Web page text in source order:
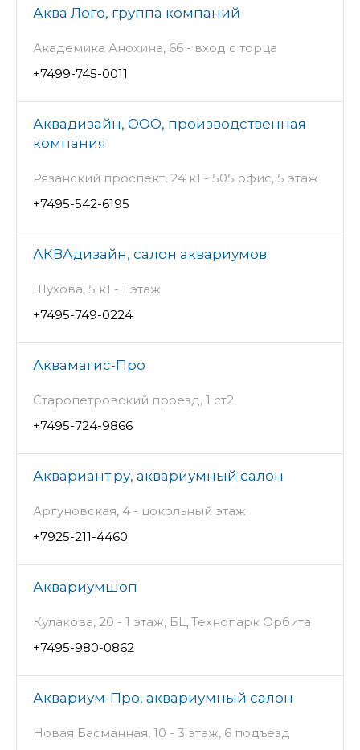
Аква Лого, группа компаний
Академика Анохина, 66 - вход с торца
+7499-745-0011
Аквадизайн, ООО, производственная
компания
Рязанский проспект, 24 к1 - 505 офис, 5 этаж
+7495-542-6195
АКВАдизайн, салон аквариумов
Шухова, 5 к1 - 1 этаж
+7495-749-0224
Аквамагис-Про
Старопетровский проезд, 1 ст2
+7495-724-9866
Аквариант.ру, аквариумный салон
Аргуновская, 4 - цокольный этаж
+7925-211-4460
Аквариумшоп
Кулакова, 20 - 1 этаж, БЦ Технопарк Орбита
+7495-980-0862
Аквариум-Про, аквариумный салон
Новая Басманная, 10 - 3 этаж, 6 подъезд